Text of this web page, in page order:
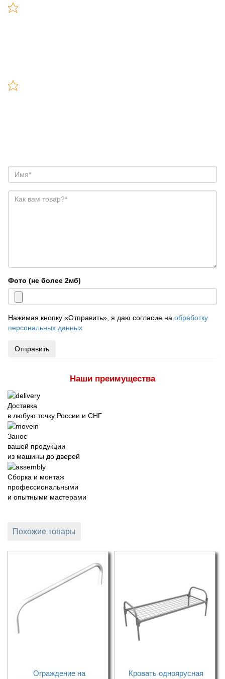
Фото (не более 2мб)
Нажимая кнопку «Отправить», я даю согласие на обработку
персональных данных
Отправить
Наши преимущества
Доставка
в любую точку России и СНГ
Занос
вашей продукции
из машины до дверей
Сборка и монтаж
профессиональными
и опытными мастерами
Похожие товары
Ограждение на
Кровать одноярусная